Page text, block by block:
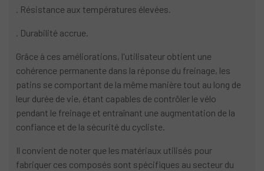
. Résistance aux températures élevées.
. Durabilité accrue.
Grâce à ces améliorations, l'utilisateur obtient une
cohérence permanente dans la réponse du freinage, les
patins se comportant de la même manière tout au long de
leur durée de vie, étant capables de contrôler le vélo
pendant le freinage et entraînant une augmentation de la
confiance et de la sécurité du cycliste.
Il convient de noter que les matériaux utilisés pour
fabriquer ces composés sont spécifiques au secteur du